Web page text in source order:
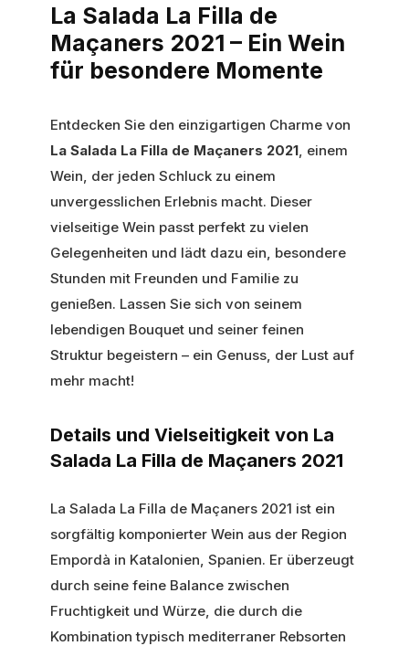
La Salada La Filla de
Maçaners 2021 – Ein Wein
für besondere Momente
Entdecken Sie den einzigartigen Charme von
La Salada La Filla de Maçaners 2021 , einem
Wein, der jeden Schluck zu einem
unvergesslichen Erlebnis macht. Dieser
vielseitige Wein passt perfekt zu vielen
Gelegenheiten und lädt dazu ein, besondere
Stunden mit Freunden und Familie zu
genießen. Lassen Sie sich von seinem
lebendigen Bouquet und seiner feinen
Struktur begeistern – ein Genuss, der Lust auf
mehr macht!
Details und Vielseitigkeit von La
Salada La Filla de Maçaners 2021
La Salada La Filla de Maçaners 2021 ist ein
sorgfältig komponierter Wein aus der Region
Empordà in Katalonien, Spanien. Er überzeugt
durch seine feine Balance zwischen
Fruchtigkeit und Würze, die durch die
Kombination typisch mediterraner Rebsorten